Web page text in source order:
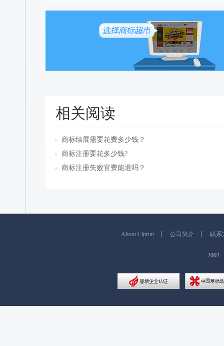
相关阅读
商标续展需要花费多少钱？
商标注册要花多少钱?
商标注册失败官费能退吗？
About Ciprun 公司简介 联系
2002